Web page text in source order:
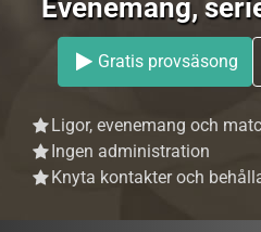
Evenemang,
Gratis provsäsong
Ligor, evenemang och
Ingen administration
Knyta kontakter och